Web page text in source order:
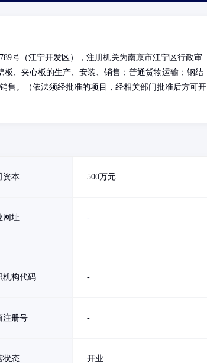
号（江宁开发区），注册机关为南京市江宁区行政审
、夹心板的生产、安装、销售；普通货物运输；钢结
售。（依法须经批准的项目，经相关部门批准后方可开
资本 500万元
网址 -
机构代码 -
注册号 -
状态 开业